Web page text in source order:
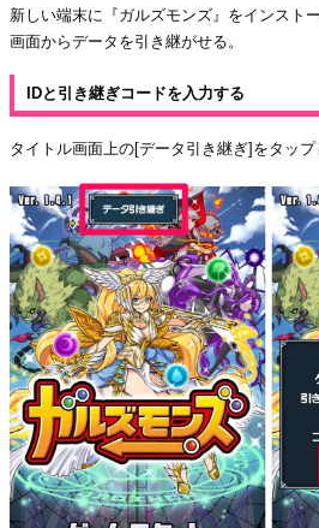
新しい端末に『ガルズモンズ』をインスト
画面からデータを引き継がせる。
IDと引き継ぎコードを入力する
タイトル画面上の[データ引き継ぎ]をタップ